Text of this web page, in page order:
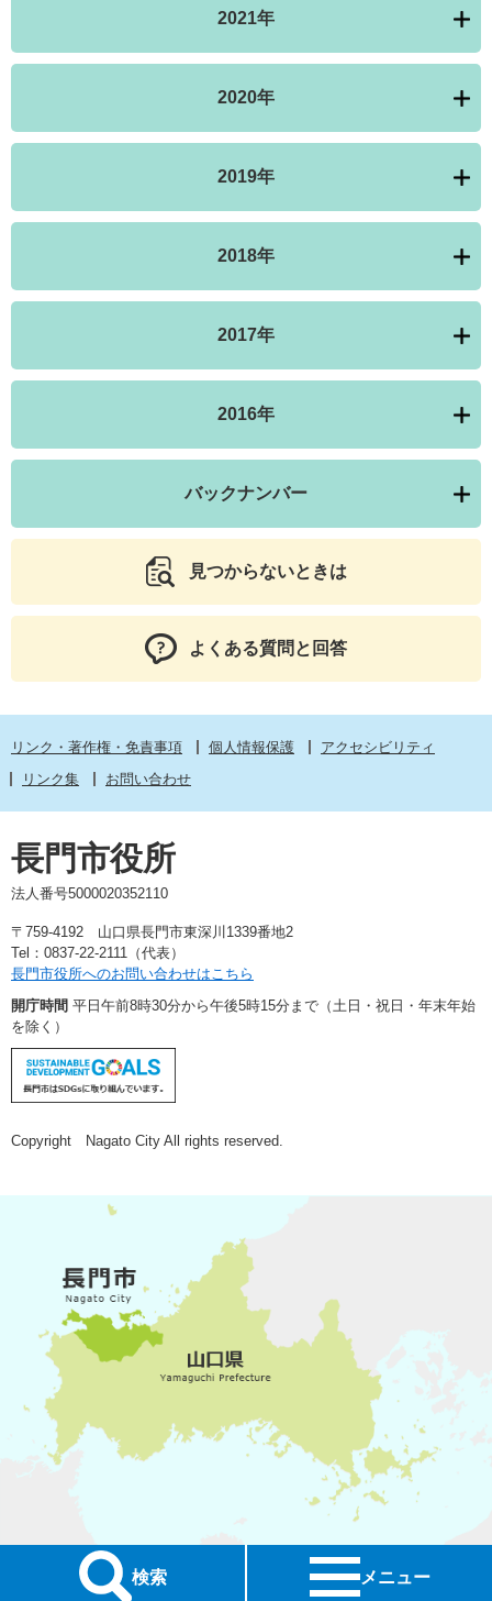
検索 メニュー
2021年
2020年
2019年
2018年
2017年
2016年
バックナンバー
見つからないときは
よくある質問と回答
リンク・著作権・免責事項 個人情報保護
アクセシビリティ
リンク集
お問い合わせ
長門市役所
法人番号5000020352110
〒759-4192 山口県長門市東深川1339番地2
Tel：0837-22-2111（代表）
長門市役所へのお問い合わせはこちら
開庁時間 平日午前8時30分から午後5時15分まで（土日・祝日・年末年始
を除く）
Copyright Nagato City All rights reserved.